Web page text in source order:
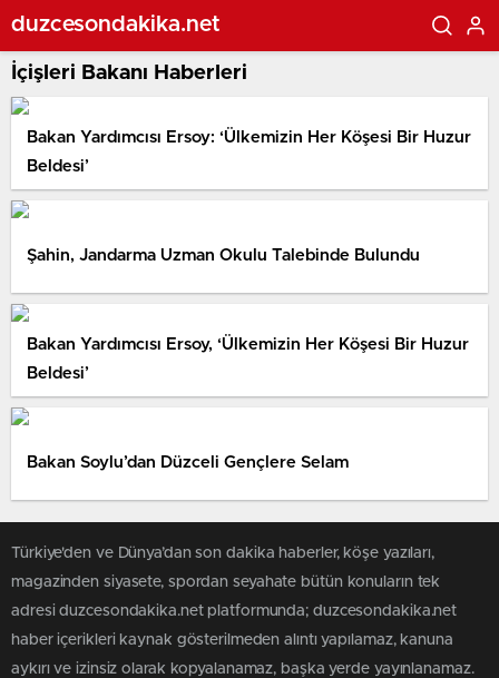
duzcesondakika.net
İçişleri Bakanı Haberleri
Bakan Yardımcısı Ersoy: ‘Ülkemizin Her Köşesi Bir Huzur
Beldesi’
Şahin, Jandarma Uzman Okulu Talebinde Bulundu
Bakan Yardımcısı Ersoy, ‘Ülkemizin Her Köşesi Bir Huzur
Beldesi’
Bakan Soylu’dan Düzceli Gençlere Selam
Türkiye'den ve Dünya’dan son dakika haberler, köşe yazıları,
magazinden siyasete, spordan seyahate bütün konuların tek
adresi duzcesondakika.net platformunda; duzcesondakika.net
haber içerikleri kaynak gösterilmeden alıntı yapılamaz, kanuna
aykırı ve izinsiz olarak kopyalanamaz, başka yerde yayınlanamaz.